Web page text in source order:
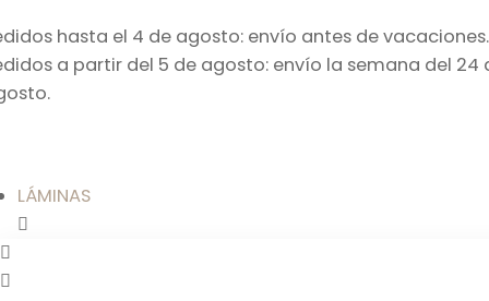
hasta el 4 de agosto: envío antes de vacaciones.
a partir del 5 de agosto: envío la semana del 24
LÁMINAS